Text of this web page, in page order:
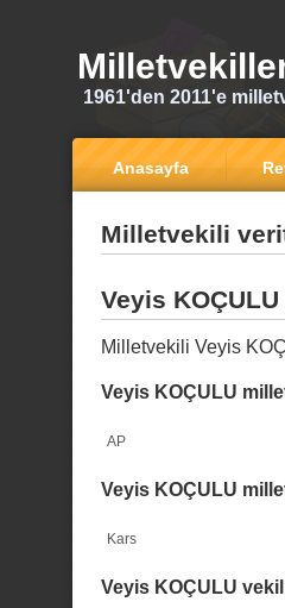
1961'den 2011'e
Anasayfa
Milletvekili
Veyis KOÇULU
Milletvekili Veyis
Veyis KOÇULU
AP
Veyis KOÇULU
Kars
Veyis KOÇULU